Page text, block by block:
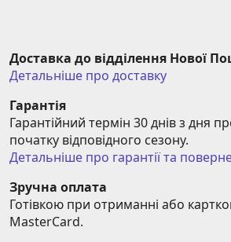
Доставка до відділення Нової
Детальніше про доставку
Гарантія
Гарантійний термін 30 днів з дня
початку відповідного сезону.
Детальніше про гарантії та
Зручна оплата
Готівкою при отриманні або
MasterCard.